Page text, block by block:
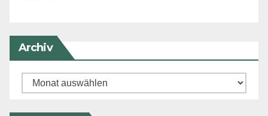
Archiv
Archiv